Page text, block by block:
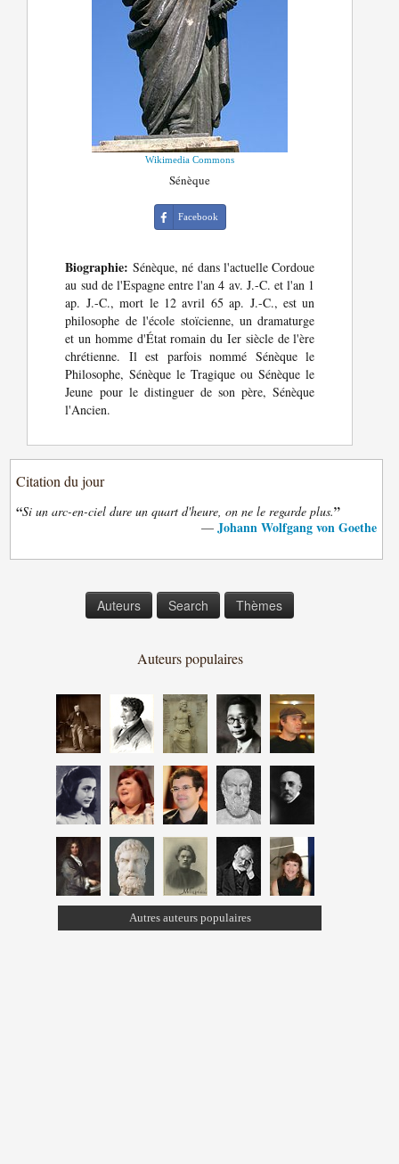
Wikimedia Commons
Sénèque
Facebook
Biographie: Sénèque, né dans l'actuelle Cordoue
au sud de l'Espagne entre l'an 4 av. J.-C. et l'an 1
ap. J.-C., mort le 12 avril 65 ap. J.-C., est un
philosophe de l'école stoïcienne, un dramaturge
et un homme d'État romain du Ier siècle de l'ère
chrétienne. Il est parfois nommé Sénèque le
Philosophe, Sénèque le Tragique ou Sénèque le
Jeune pour le distinguer de son père, Sénèque
l'Ancien.
Citation du jour
“Si un arc-en-ciel dure un quart d'heure, on ne le regarde plus.”
— Johann Wolfgang von Goethe
Auteurs Search Thèmes
Auteurs populaires
Autres auteurs populaires